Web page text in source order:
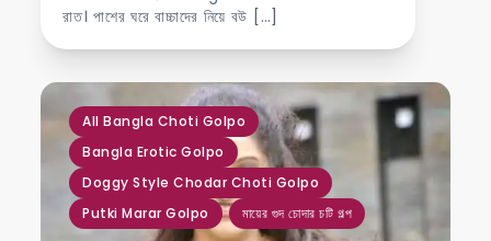
রাত। পাশের ঘরে বাচ্চাদের নিয়ে বউ […]
All Bangla Choti Golpo ,
Bangla Erotic Golpo
,
Doggy Style Chodar Choti Golpo
,
Putki Marar Golpo
,
মায়ের গুদ চোদার চটি গল্প